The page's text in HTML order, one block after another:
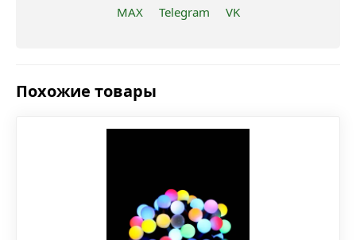
MAX
Telegram VK
Похожие товары